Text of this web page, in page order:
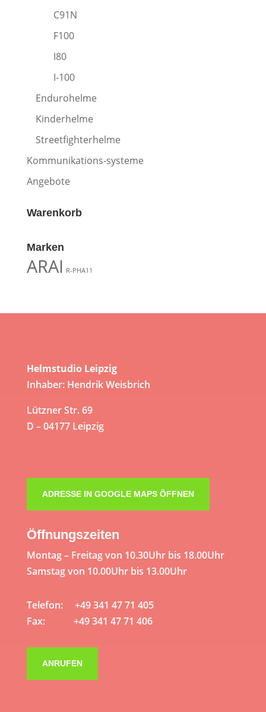
C91N
F100
I80
I-100
Endurohelme
Kinderhelme
Streetfighterhelme
Kommunikations-systeme
Angebote
Warenkorb
Marken
ARAI R-PHA11
Helmstudio Leipzig
Inhaber: Hendrik Weisbrich
Lützner Str. 69
D – 04177 Leipzig
ADRESSE IN GOOGLE MAPS ÖFFNEN
Öffnungszeiten
Montag – Freitag von 10.30Uhr bis 18.00Uhr
Samstag von 10.00Uhr bis 13.00Uhr
Telefon: +49 341 47 71 405
Fax: +49 341 47 71 406
ANRUFEN